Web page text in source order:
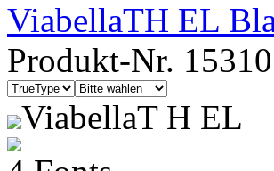
ViabellaTH EL
Produkt-Nr.
ViabellaT H EL